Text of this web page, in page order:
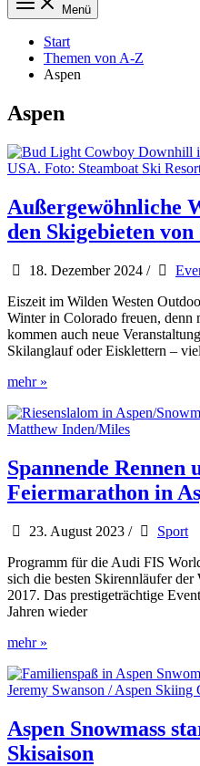
Menü
Start
Themen von A-Z
Aspen
Aspen
Außergewöhnliche
den Skigebieten
18. Dezember 2024 /
Eiszeit im Wilden Westen
Winter in Colorado freuen, denn
kommen auch neue
Skilanglauf oder Eisklettern –
Außergewöhnliche
in
den
von
Colorado
mehr »
Spannende
Feiermarathon in
23. August 2023 /
Sport
Programm für die Audi FIS
sich die besten Skirennläufer
2017. Das prestigeträchtige
Jahren wieder
Spannende
und
internationaler
in
Aspen
mehr »
Aspen Snowmass
Skisaison